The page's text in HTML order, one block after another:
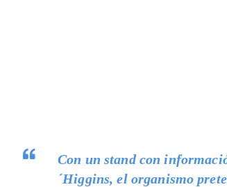
Con un stand con
´Higgins, el organismo